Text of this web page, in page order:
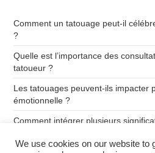
Comment un tatouage peut-il
?
Quelle est l’importance des
tatoueur ?
Les tatouages peuvent-ils impacter
émotionnelle ?
Comment intégrer plusieurs
We use cookies on our website to